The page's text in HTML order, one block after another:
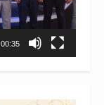
00:35